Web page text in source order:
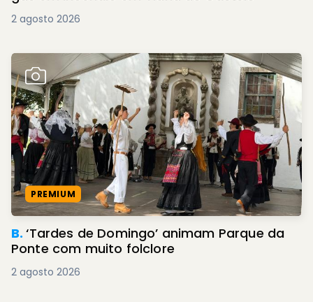
2 agosto 2026
PREMIUM
B.‘Tardes de Domingo’ animam Parque da
Ponte com muito folclore
2 agosto 2026